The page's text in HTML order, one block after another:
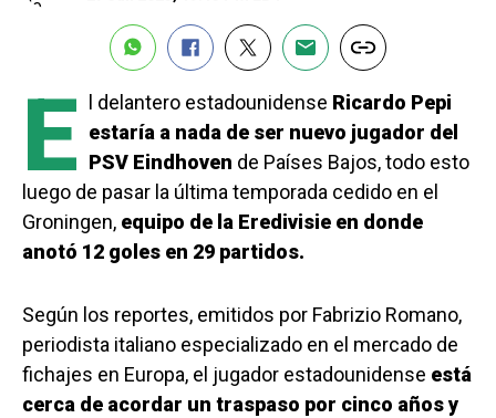
E l delantero estadounidense Ricardo Pepi
estaría a nada de ser nuevo jugador del
PSV Eindhoven de Países Bajos, todo esto
luego de pasar la última temporada cedido en el
Groningen, equipo de la Eredivisie en donde
anotó 12 goles en 29 partidos.
Según los reportes, emitidos por Fabrizio Romano,
periodista italiano especializado en el mercado de
fichajes en Europa, el jugador estadounidense está
cerca de acordar un traspaso por cinco años y